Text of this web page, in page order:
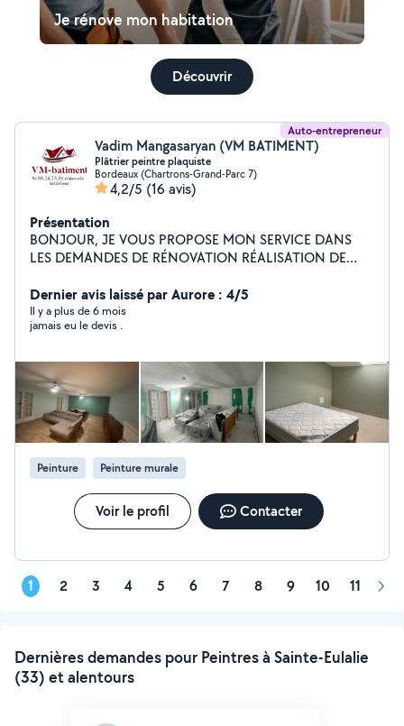
Je rénove mon habitation
Découvrir
Auto-entrepreneur
Vadim Mangasaryan (VM BATIMENT)
Plâtrier peintre plaquiste
Bordeaux (Chartrons-Grand-Parc 7)
4,2/5 (16 avis)
Présentation
BONJOUR, JE VOUS PROPOSE MON SERVICE DANS
LES DEMANDES DE RÉNOVATION RÉALISATION DE
DE PLÂTRE. POSE D'ISOLANTS THERMIQUES ET
ACOUSTIQUES ADAPTÉS AUX EXIGENCES DES
CLIENTS. LECTURE ET INTERPRETATION DE PLANS
FINITIONS SOIGNÉS : APPLICATION DE BANDES,
ENDUITS, RATISSAGE, PONÇAGES ET PEINTURE
INTÉRIEURE ET EXTERIEUR. RÉPARATION ET
RÉNOVATION DE SURFACES ENDOMMAGÉS EN
PLÂTRE. MONTAGE DE STRUCTURES MÉTALIQUES ET
INSTALLATION DE PLAQUES DE PLÄTRE ADAPTÉES.
INITIATION À LA POSE DE PLAQUES, DÉCOUPAGES ET
ASSEMBLAGE. POSE DU SOL DE TOUS TYPES
SPÉCIFIQUE BETON SERRER. DÉMOLITION INTÉRIEUR.
ÉQUIPÉE AVEC TOUS LES MATÉRIELS NÉCESSAIRES
Dernier avis laissé par Aurore : 4/5
Il y a plus de 6 mois
jamais eu le devis .
Peinture Peinture murale
Voir le profil Contacter
1 2 3 4 5 6 7 8 9 10 11
Dernières demandes pour Peintres à Sainte-Eulalie
(33) et alentours